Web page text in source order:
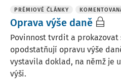
PRÉMIOVÉ ČLÁNKY
Oprava výše daně
Povinnost tvrdit a
opodstatňují opravu výše
vystavila doklad, na němž je
výši.